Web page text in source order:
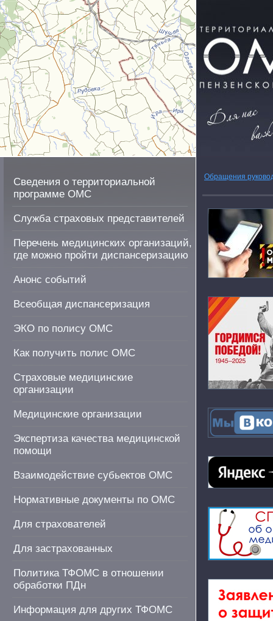
Сведения о территориальной
программе ОМС
Служба страховых представителей
Перечень медицинских организаций,
где можно пройти диспансеризацию
Анонс событий
Всеобщая диспансеризация
ЭКО по полису ОМС
Как получить полис ОМС
Страховые медицинские
организации
Медицинские организации
Экспертиза качества медицинской
помощи
Взаимодействие субьектов ОМС
Нормативные документы по ОМС
Для страхователей
Для застрахованных
Политика ТФОМС в отношении
обработки ПДн
Информация для других ТФОМС
Обращения